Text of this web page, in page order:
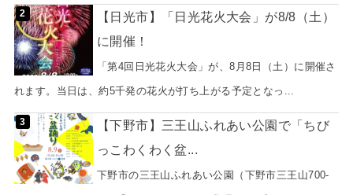
【日光市】「日光花火大会」が8/8（土）
に開催！
「第4回日光花火大会」が、8月8日（土）に開催さ
れます。当日は、約5千発の花火が打ち上がる予定となっ...
【下野市】三王山ふれあい公園で「ちび
っこわくわく盆...
下野市の三王山ふれあい公園（下野市三王山700-